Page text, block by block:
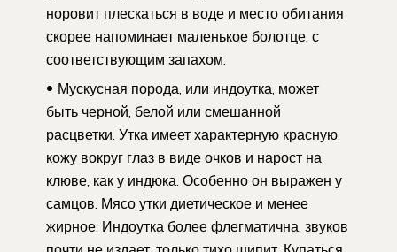
норовит плескаться в воде и место обитания
скорее напоминает маленькое болотце, с
соответствующим запахом.
Мускусная порода, или индоутка, может
быть черной, белой или смешанной
расцветки. Утка имеет характерную красную
кожу вокруг глаз в виде очков и нарост на
клюве, как у индюка. Особенно он выражен у
самцов. Мясо утки диетическое и менее
жирное. Индоутка более флегматична, звуков